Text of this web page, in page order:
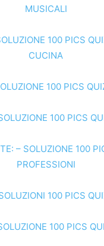
MUSICALI
100 PICS
CUCINA
100 PICS
100 PICS
– SOLUZIONE 100
PROFESSIONI
100 PICS
100 PICS